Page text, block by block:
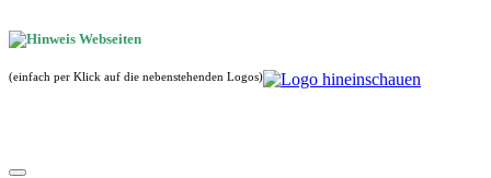
(einfach per Klick auf die nebenstehenden Logos)